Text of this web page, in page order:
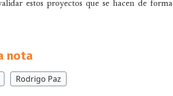
estos proyectos que se hacen de forma
nota
Rodrigo Paz